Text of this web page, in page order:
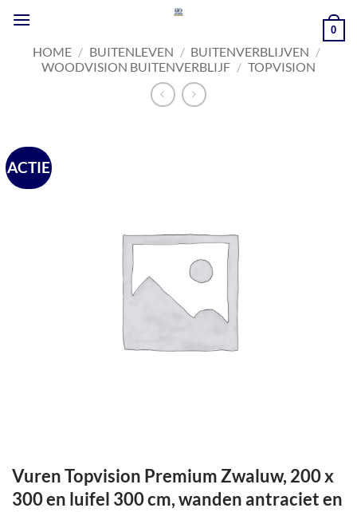
naar
inhoud
0
HOME / BUITENLEVEN / BUITENVERBLIJVEN /
WOODVISION BUITENVERBLIJF / TOPVISION
ACTIE
Vuren Topvision Premium Zwaluw, 200 x
300 en luifel 300 cm, wanden antraciet en